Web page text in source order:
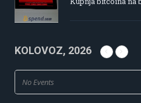
KOLOVOZ, 2026
No Events